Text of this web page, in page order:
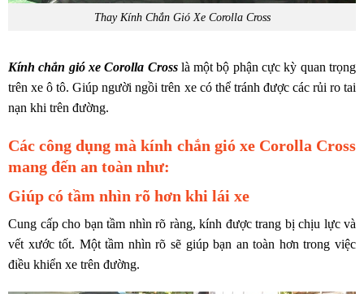
Thay Kính Chắn Gió Xe Corolla Cross
Kính chắn gió xe Corolla Cross là một bộ phận cực kỳ quan trọng
trên xe ô tô. Giúp người ngồi trên xe có thể tránh được các rủi ro tai
nạn khi trên đường.
Các công dụng mà kính chắn gió xe Corolla Cross
mang đến an toàn như:
Giúp có tầm nhìn rõ hơn khi lái xe
Cung cấp cho bạn tầm nhìn rõ ràng, kính được trang bị chịu lực và
vết xước tốt. Một tầm nhìn rõ sẽ giúp bạn an toàn hơn trong việc
điều khiển xe trên đường.